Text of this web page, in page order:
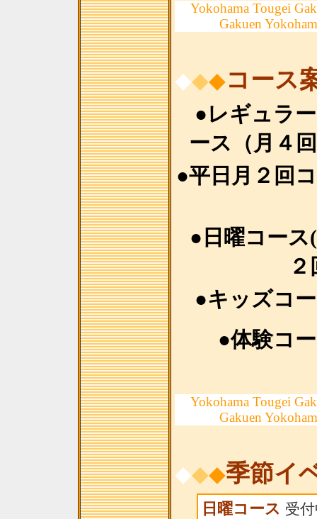
Yokohama Tougei
Gakuen
◆◆◆コース
●レギュラ
ース（月４
●平日月２回
●日曜コース
●キッズコ
●体験コ
Yokohama Tougei
Gakuen
◆◆◆季節イ
日曜コース 受